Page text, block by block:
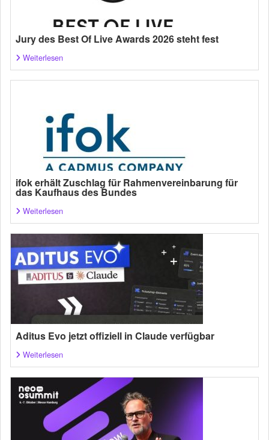
Jury des Best Of Live Awards 2026 steht fest
Weiterlesen
ifok erhält Zuschlag für Rahmenvereinbarung für
das Kaufhaus des Bundes
Weiterlesen
Aditus Evo jetzt offiziell in Claude verfügbar
Weiterlesen